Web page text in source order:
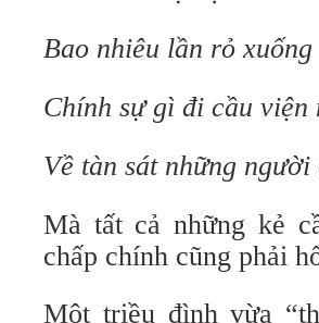
Bao nhiêu lần rỏ
Chính sự gì đi cầu viện
Về tàn sát những
Mà tất cả những kẻ
chấp chính cũng phải
Một triều đình vừa